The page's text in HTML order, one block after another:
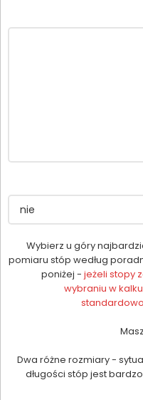
Wybierz u góry
pomiaru stóp według
poniżej - jeżeli stopy
wybraniu w
Dwa różne rozmiary -
długości stóp jest